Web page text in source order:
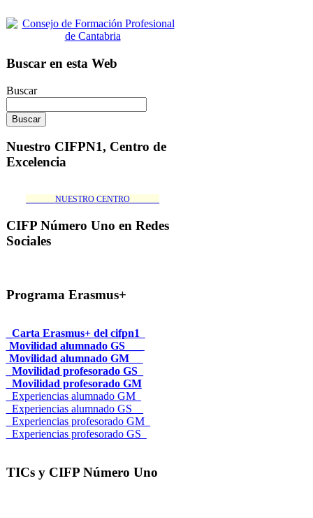
Buscar en esta Web
Buscar
Nuestro CIFPN1, Centro de
Excelencia
_______NUESTRO CENTRO_______
CIFP Número Uno en Redes
Sociales
Programa Erasmus+
_Carta Erasmus+ del cifpn1
Movilidad alumnado GS___
Movilidad alumnado GM__
_Movilidad profesorado GS_
_Movilidad profesorado GM
_Experiencias alumnado GM_
_Experiencias alumnado GS__
_Experiencias profesorado GM_
_Experiencias profesorado GS_
TICs y CIFP Número Uno